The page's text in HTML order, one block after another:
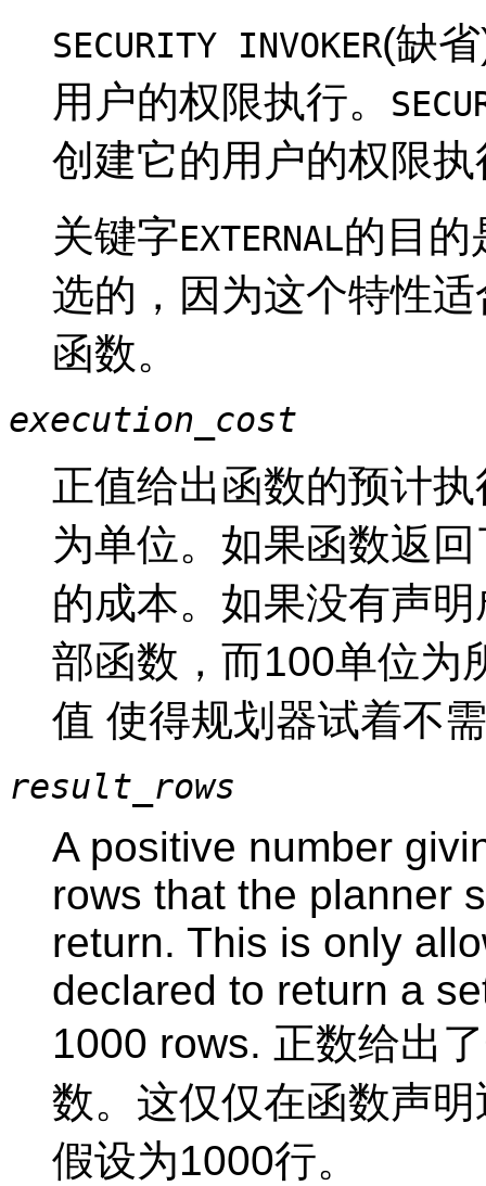
SECURITY INVOKER(缺
用户的权限执行。
创建它的用户的权限执
关键字EXTERNAL的目的
选的，因为这个特性
函数。
execution_cost
正值给出函数的预计
为单位。如果函数返
的成本。如果没有声
部函数，而100单位为
值 使得规划器试着不
result_rows
A positive number
rows that the planner
return. This is only
declared to return a
1000 rows. 正数给出
数。这仅仅在函数声
假设为1000行。